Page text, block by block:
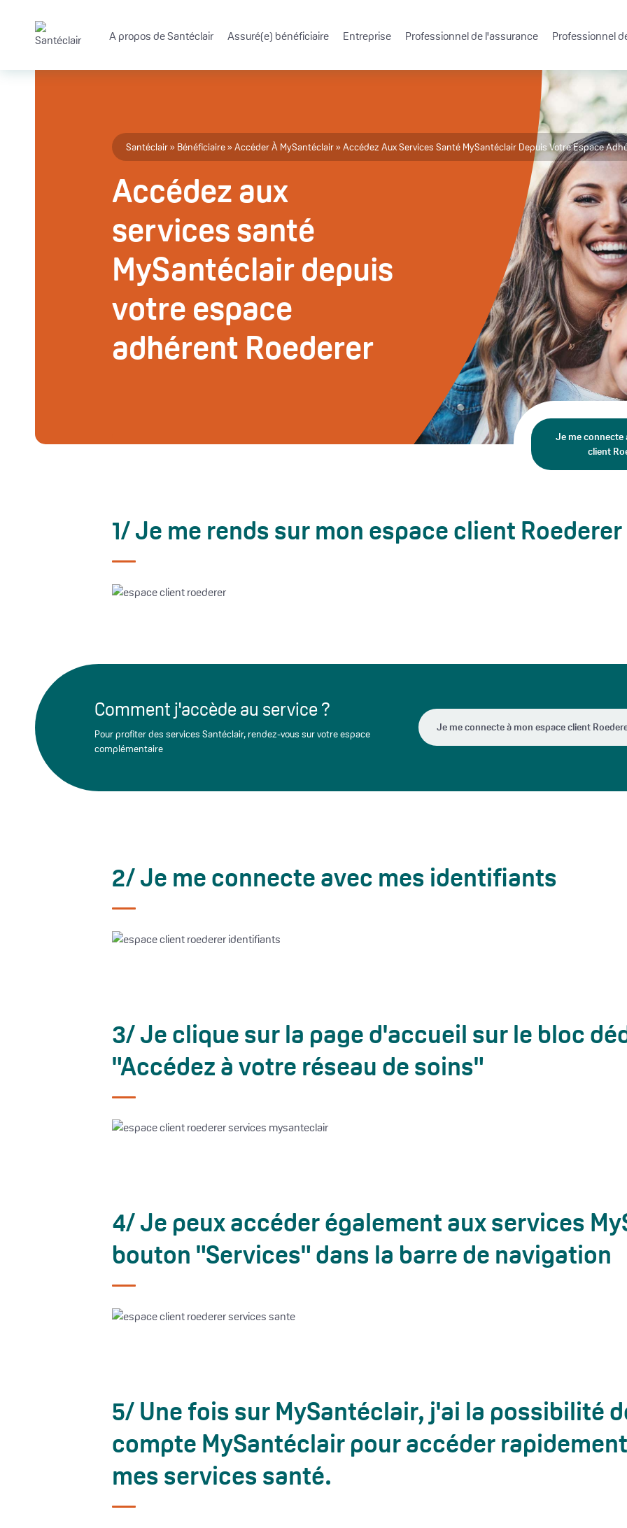
A propos de Santéclair
Assuré(e) bénéficiaire Entreprise Professionnel de l'assurance Professionnel
Fil d'Ariane
Santéclair Bénéficiaire Accéder À MySantéclair Accédez Aux Services Santé MySantéclair Depuis Votre Espace
Accédez aux
services santé
MySantéclair depuis
votre espace
adhérent Roederer
Je me connecte
client
1/ Je me rends sur mon espace client Roederer
Comment j'accède au service ?
Pour profiter des services Santéclair, rendez-vous sur votre espace
complémentaire
Je me connecte à mon espace client
2/ Je me connecte avec mes identifiants
3/ Je clique sur la page d'accueil sur le bloc
"Accédez à votre réseau de soins"
4/ Je peux accéder également aux services
bouton "Services" dans la barre de navigation
5/ Une fois sur MySantéclair, j'ai la possibilité
compte MySantéclair pour accéder
mes services santé.